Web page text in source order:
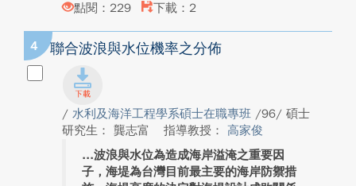
點閱：229
下載：2
4 聯合波浪與水位機率之分佈
/ 水利及海洋工程學系碩士在職專班 /96/ 碩士
研究生： 龔志富
指導教授： 高家俊
波浪與水位為造成海岸溢淹之重要因
子，海堤為台灣目前最主要的海岸防禦措